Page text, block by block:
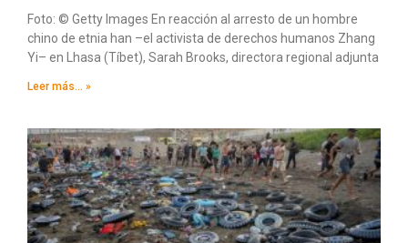
Foto: © Getty Images En reacción al arresto de un hombre
chino de etnia han –el activista de derechos humanos Zhang
Yi– en Lhasa (Tíbet), Sarah Brooks, directora regional adjunta
Leer más... »